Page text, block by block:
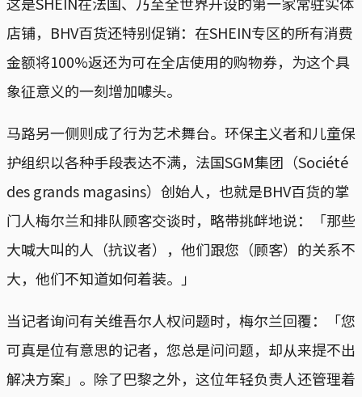
店铺，BHV百货还特别促销：在SHEIN专区的所有消费
金额将100%返还为可在全店使用的购物券，为这个具
象征意义的一刻增加噱头。
马路另一侧则成了行为艺术舞台。环保主义者和儿童保
护组织以各种手段表达不满，法国SGM集团（Société
des grands magasins）创始人，也就是BHV百货的掌
门人梅尔兰和排队顾客交谈时，略带挑衅地说：「那些
大喊大叫的人（抗议者），他们跟您（顾客）的关系不
大，他们不知道如何着装。」
当记者询问有关维吾尔人权问题时，梅尔兰回覆：「您
可真是位有意思的记者，您总是问问题，却从来提不出
解决方案」。除了巴黎之外，这位年轻负责人还管理着